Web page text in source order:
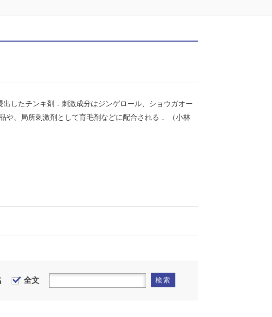
したチンキ剤．刺激成分はジンゲロール、ショウガオー
や、局所刺激剤として育毛剤などに配合される． （小林
全文 検索